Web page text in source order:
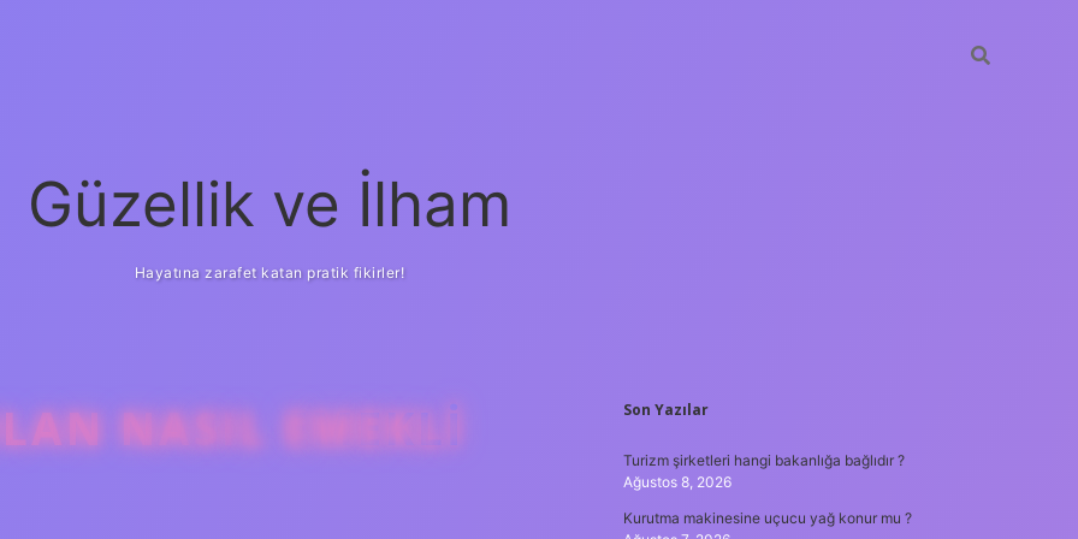
Güzellik ve İlham
Hayatına zarafet katan pratik fikirler!
NASIL EMEKLI SIDEBAR
Son Yazılar
Turizm şirketleri hangi bakanlığa bağlıdır ?
Ağustos 8, 2026
Kurutma makinesine uçucu yağ konur mu ?